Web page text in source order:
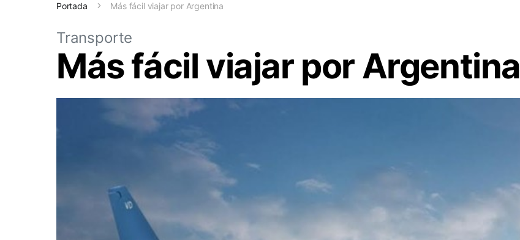
Portada Más fácil viajar por Argentina
Transporte
Más fácil viajar por Argentina